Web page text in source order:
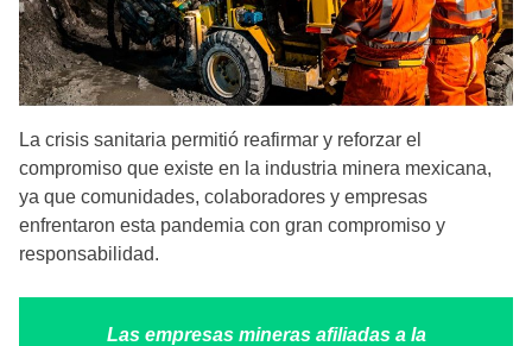
La crisis sanitaria permitió reafirmar y reforzar el
compromiso que existe en la industria minera mexicana,
ya que comunidades, colaboradores y empresas
enfrentaron esta pandemia con gran compromiso y
responsabilidad.
Las empresas mineras afiliadas a la